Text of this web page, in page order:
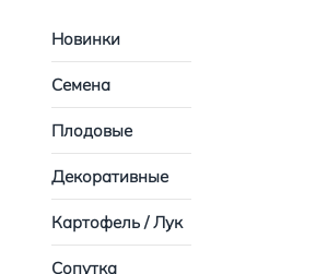
Новинки
Семена
Плодовые
Декоративные
Картофель / Лук
Сопутка